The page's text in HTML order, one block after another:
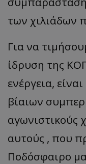
των χιλιάδων
Για να
ίδρυση της
ενέργεια,
βίαιων
αγωνιστικούς
αυτούς , που
Ποδόσφαιρο